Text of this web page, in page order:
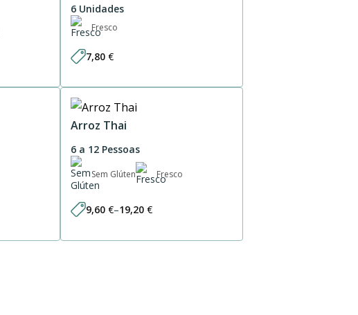
6 Unidades
Fresco
7,80 €
Arroz Thai
6 a 12 Pessoas
Sem Glúten Fresco
9,60 €–19,20 €
Price
9,60 €